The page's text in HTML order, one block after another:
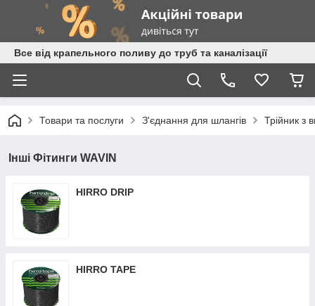
Все від крапельного поливу до труб та каналізації
Товари та послуги З'єднання для шлангів Трійник з
Інші Фітинги WAVIN
HIRRO DRIP
HIRRO TAPE